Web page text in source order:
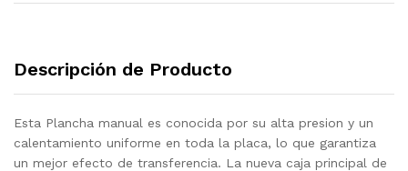
Descripción de Producto
Esta Plancha manual es conocida por su alta presion y un
calentamiento uniforme en toda la placa, lo que garantiza
un mejor efecto de transferencia. La nueva caja principal de